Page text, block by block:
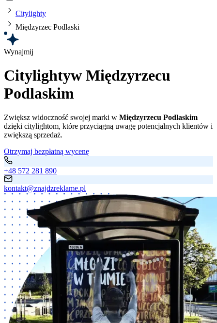
Citylighty
Międzyrzec Podlaski
Wynajmij
Citylightyw Międzyrzecu
Podlaskim
Zwiększ widoczność swojej marki w Międzyrzecu Podlaskim
dzięki citylightom, które przyciągną uwagę potencjalnych klientów i
zwiększą sprzedaż.
Otrzymaj bezpłatną wycenę
+48 572 281 890
kontakt@znajdzreklame.pl